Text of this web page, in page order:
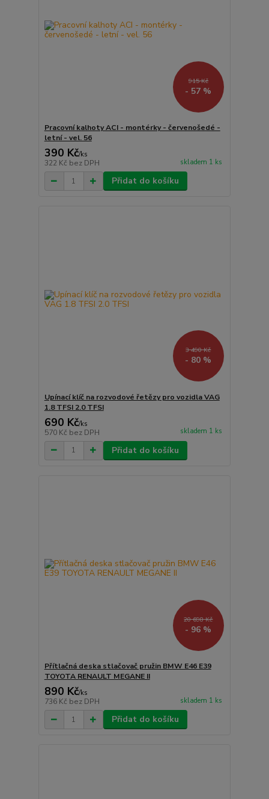
915 Kč
- 57 %
Pracovní kalhoty ACI - montérky - červenošedé -
letní - vel. 56
390 Kč/ks
322 Kč bez DPH skladem 1 ks
Přidat do košíku
3 490 Kč
- 80 %
Upínací klíč na rozvodové řetězy pro vozidla VAG
1.8 TFSI 2.0 TFSI
690 Kč/ks
570 Kč bez DPH skladem 1 ks
Přidat do košíku
20 698 Kč
- 96 %
Přítlačná deska stlačovač pružin BMW E46 E39
TOYOTA RENAULT MEGANE II
890 Kč/ks
736 Kč bez DPH skladem 1 ks
Přidat do košíku